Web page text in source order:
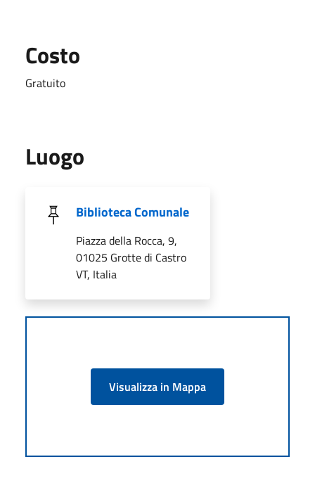
Costo
Gratuito
Luogo
Biblioteca Comunale
Piazza della Rocca, 9,
01025 Grotte di Castro
VT, Italia
Visualizza in Mappa